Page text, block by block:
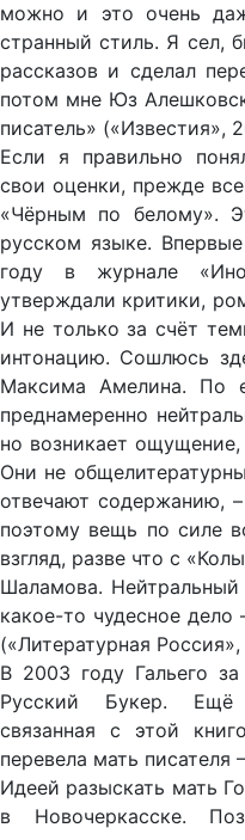
можно и это очень
странный стиль. Я сел,
рассказов и сделал
потом мне Юз
писатель» («Известия»,
Если я правильно
свои оценки, прежде
«Чёрным по белому».
русском языке.
году в журнале
утверждали критики,
И не только за счёт
интонацию. Сошлюсь
Максима Амелина. По
преднамеренно
но возникает
Они не
отвечают содержанию,
поэтому вещь по силе
взгляд, разве что с
Шаламова. Нейтральный
какое-то чудесное дело
(«Литературная
В 2003 году Гальего
Русский Букер. Ещё
связанная с этой
перевела мать писателя
Идеей разыскать мать
в Новочеркасске.